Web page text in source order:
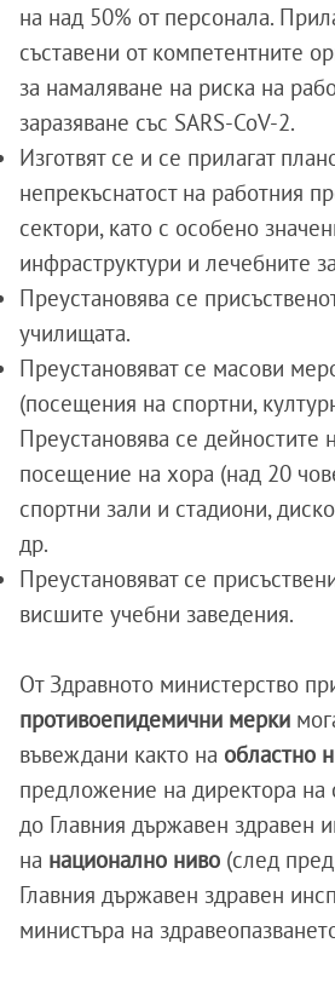
на над 50% от персонала.
съставени от компетентните
за намаляване на риска на
заразяване със SARS-CoV-2.
Изготвят се и се прилагат
непрекъснатост на работния
сектори, като с особено
инфраструктури и лечебните
Преустановява се
училищата.
Преустановяват се масови
(посещения на спортни,
Преустановява се дейностите
посещение на хора (над 20
спортни зали и стадиони,
др.
Преустановяват се
висшите учебни заведения.
От Здравното министерство
противоепидемични мерки
въвеждани както на областно
предложение на директора на
до Главния държавен здравен
на национално ниво (след
Главния държавен здравен
министъра на